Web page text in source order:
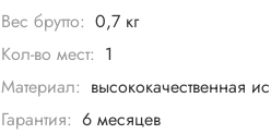
Вес брутто: 0,7 кг
Кол-во мест: 1
Материал: высококачественная
Гарантия: 6 месяцев